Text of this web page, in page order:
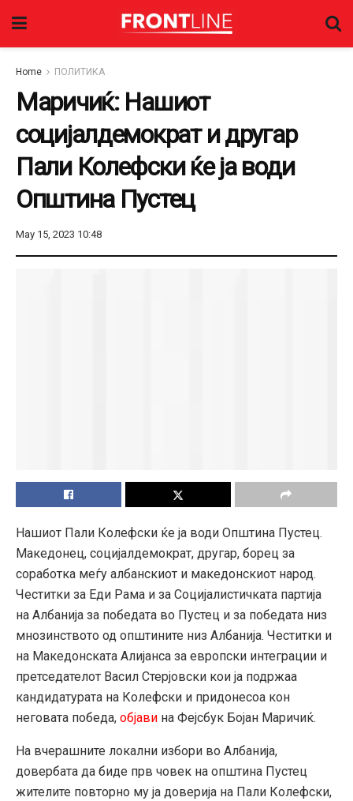
Home ПОЛИТИКА
Маричиќ: Нашиот
социјалдемократ и другар
Пали Колефски ќе ја води
Општина Пустец
May 15, 2023 10:48
Нашиот Пали Колефски ќе ја води Општина Пустец.
Македонец, социјалдемократ, другар, борец за
соработка меѓу албанскиот и македонскиот народ.
Честитки за Еди Рама и за Социјалистичката партија
на Албанија за победата во Пустец и за победата низ
мнозинството од општините низ Албанија. Честитки и
на Македонската Алијанса за европски интеграции и
претседателот Васил Стерјовски кои ја подржаа
кандидатурата на Колефски и придонесоа кон
неговата победа, објави на Фејсбук Бојан Маричиќ.
На вчерашните локални избори во Албанија,
довербата да биде прв човек на општина Пустец
жителите повторно му ја доверија на Пали Колефски,